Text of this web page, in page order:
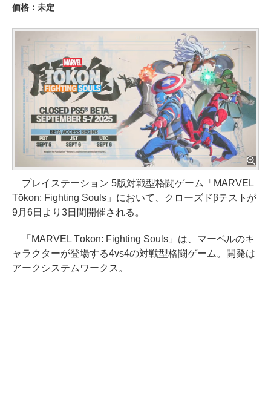
価格：未定
プレイステーション 5版対戦型格闘ゲーム「MARVEL
Tōkon: Fighting Souls」において、クローズドβテストが
9月6日より3日間開催される。
「MARVEL Tōkon: Fighting Souls」は、マーベルのキ
ャラクターが登場する4vs4の対戦型格闘ゲーム。開発は
アークシステムワークス。